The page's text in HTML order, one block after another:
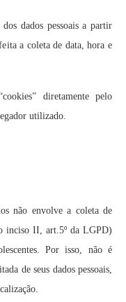
dados pessoais a partir
a coleta de data, hora e
diretamente pelo
utilizado.
não envolve a coleta de
inciso II, art.5º da LGPD)
Por isso, não é
de seus dados pessoais,